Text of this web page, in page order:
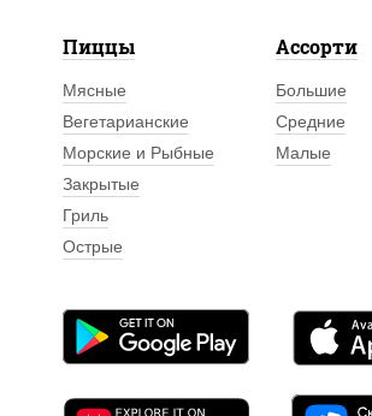
Пиццы
Мясные
Вегетарианские
Морские и Рыбные
Закрытые
Гриль
Острые
Ассорти
Большие
Средние
Малые